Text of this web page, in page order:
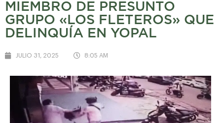
MIEMBRO DE PRESUNTO
GRUPO «LOS FLETEROS» QUE
DELINQUÍA EN YOPAL
JULIO 31, 2025 8:05 AM